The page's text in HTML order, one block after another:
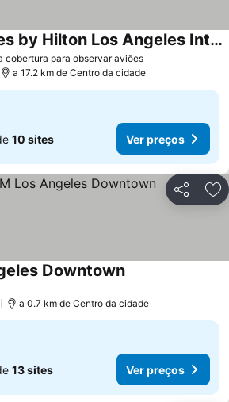
cobertura para observar aviões
Homewood Suites by Hilton Los Angeles International Airport
a 17.2 km de Centro da cidade
10 sites Ver preços
Partilhar
Downtown
a 0.7 km de Centro da cidade
13 sites Ver preços